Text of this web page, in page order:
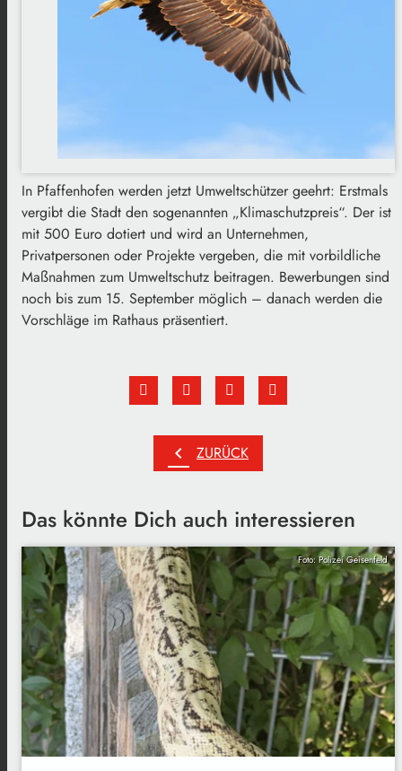
In Pfaffenhofen werden jetzt Umweltschützer geehrt: Erstmals
vergibt die Stadt den sogenannten „Klimaschutzpreis“. Der ist
mit 500 Euro dotiert und wird an Unternehmen,
Privatpersonen oder Projekte vergeben, die mit vorbildliche
Maßnahmen zum Umweltschutz beitragen. Bewerbungen sind
noch bis zum 15. September möglich – danach werden die
Vorschläge im Rathaus präsentiert.
chevron_left ZURÜCK
Das könnte Dich auch interessieren
Foto: Polizei Geisenfeld